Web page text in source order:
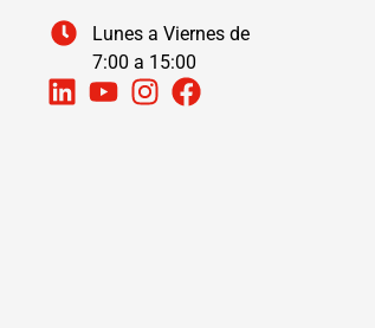
Lunes a Viernes de
7:00 a 15:00